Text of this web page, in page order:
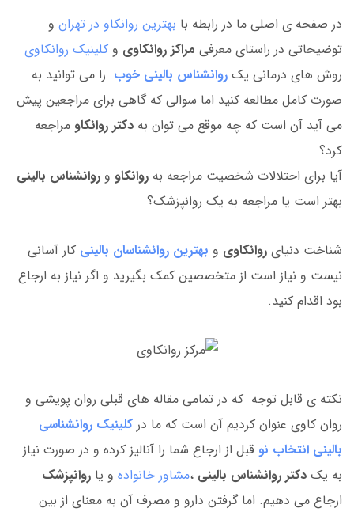
در صفحه ی اصلی ما در رابطه با بهترین روانکاو در تهران و
توضیحاتی در راستای معرفی مراکز روانکاوی و کلینیک روانکاوی
روش های درمانی یک روانشناس بالینی خوب را می توانید به
صورت کامل مطالعه کنید اما سوالی که گاهی برای مراجعین پیش
می آید آن است که چه موقع می توان به دکتر روانکاو مراجعه
کرد؟
آیا برای اختلالات شخصیت مراجعه به روانکاو و روانشناس بالینی
بهتر است یا مراجعه به یک روانپزشک؟
شناخت دنیای روانکاوی و بهترین روانشناسان بالینی کار آسانی
نیست و نیاز است از متخصصین کمک بگیرید و اگر نیاز به ارجاع
بود اقدام کنید.
نکته ی قابل توجه که در تمامی مقاله های قبلی روان پویشی و
روان کاوی عنوان کردیم آن است که ما در کلینیک روانشناسی
بالینی انتخاب نو قبل از ارجاع شما را آنالیز کرده و در صورت نیاز
به یک دکتر روانشناس بالینی ،مشاور خانواده و یا روانپزشک
ارجاع می دهیم. اما گرفتن دارو و مصرف آن به معنای از بین